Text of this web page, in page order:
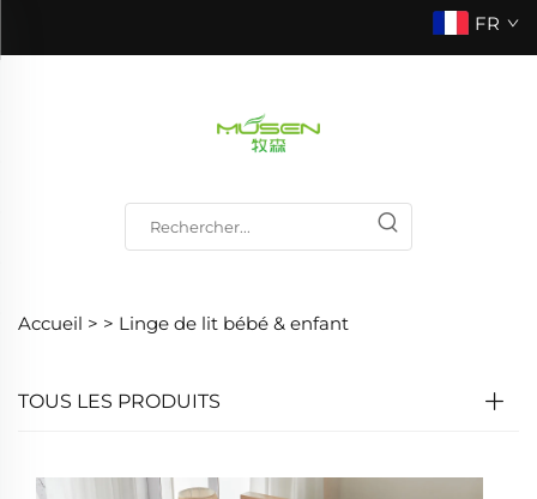
FR
Accueil > > Linge de lit bébé & enfant
TOUS LES PRODUITS